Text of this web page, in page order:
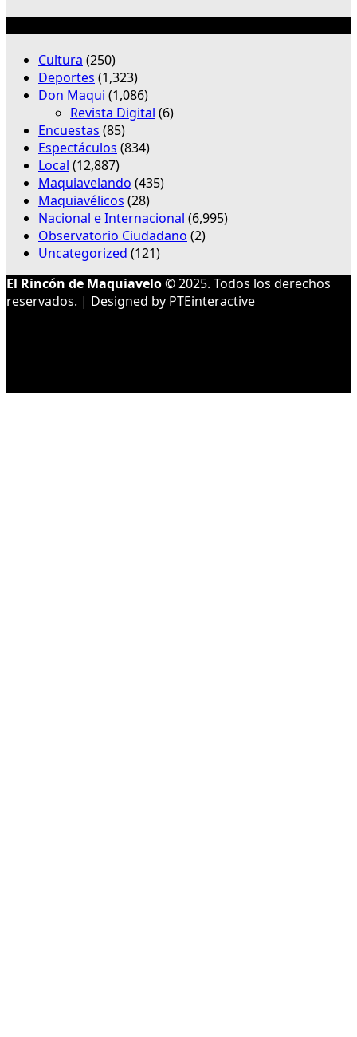
Cultura (250)
Deportes (1,323)
Don Maqui (1,086)
Revista Digital (6)
Encuestas (85)
Espectáculos (834)
Local (12,887)
Maquiavelando (435)
Maquiavélicos (28)
Nacional e Internacional (6,995)
Observatorio Ciudadano (2)
Uncategorized (121)
El Rincón de Maquiavelo© 2025. Todos los derechos
reservados. | Designed by PTEinteractive